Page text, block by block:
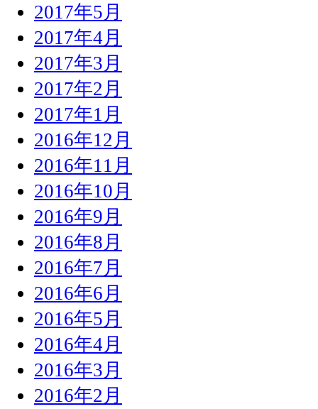
2017年5月
2017年4月
2017年3月
2017年2月
2017年1月
2016年12月
2016年11月
2016年10月
2016年9月
2016年8月
2016年7月
2016年6月
2016年5月
2016年4月
2016年3月
2016年2月